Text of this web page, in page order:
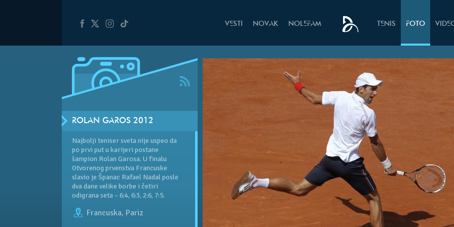
VESTI NOVAK NOLEFAM TENIS FOTO
ROLAN GAROS 2012
Najbolji teniser sveta nije uspeo da
po prvi put u karijeri postane
šampion Rolan Garosa. U finalu
Otvorenog prvenstva Francuske
slavio je Španac Rafael Nadal posle
dva dane velike borbe i četiri
odigrana seta – 6:4, 6:3, 2:6, 7:5.
Francuska, Pariz